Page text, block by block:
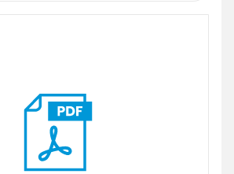
Enter’a basıp arayabilir veya ESC ile kapatabilirsiniz